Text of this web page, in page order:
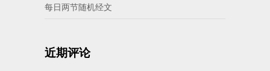
每日两节随机经文
近期评论